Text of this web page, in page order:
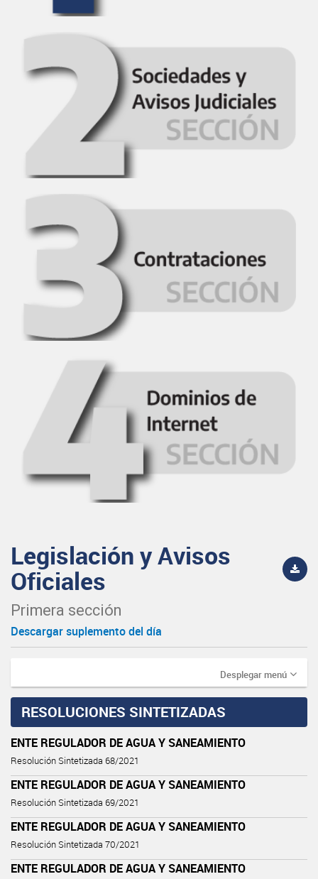
Legislación y Avisos
Oficiales
Primera sección
Descargar suplemento del día
Desplegar menú
RESOLUCIONES SINTETIZADAS
ENTE REGULADOR DE AGUA Y SANEAMIENTO
Resolución Sintetizada 68/2021
ENTE REGULADOR DE AGUA Y SANEAMIENTO
Resolución Sintetizada 69/2021
ENTE REGULADOR DE AGUA Y SANEAMIENTO
Resolución Sintetizada 70/2021
ENTE REGULADOR DE AGUA Y SANEAMIENTO